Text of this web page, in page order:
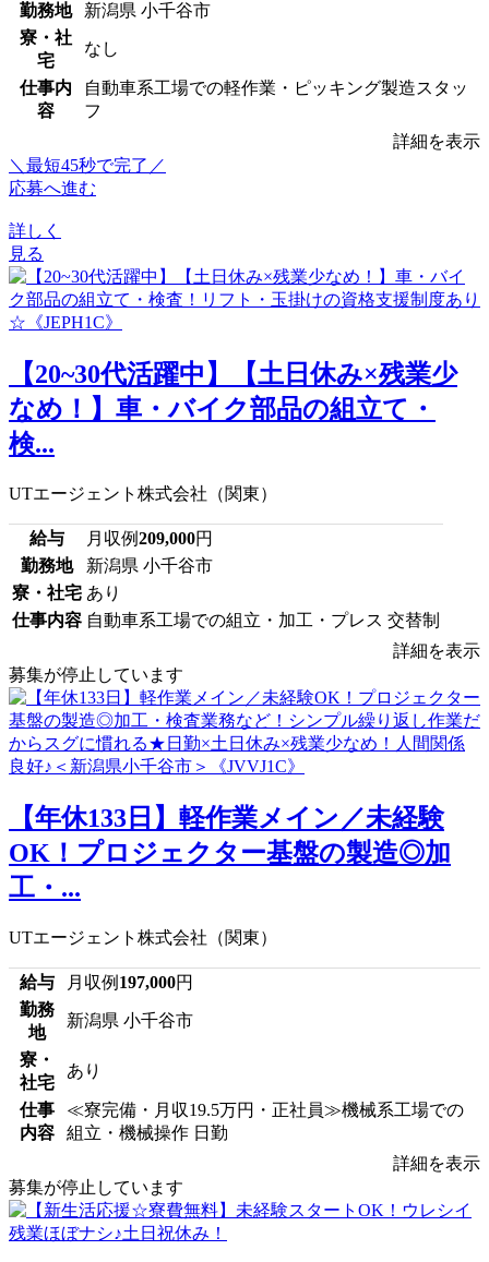
勤務地
新潟県 小千谷市
寮・社
宅
なし
仕事内
容
自動車系工場での軽作業・ピッキング製造スタッ
フ
詳細を表示
＼最短45秒で完了／
応募へ進む
詳しく
見る
【20~30代活躍中】【土日休み×残業少
なめ！】車・バイク部品の組立て・
検...
UTエージェント株式会社（関東）
給与 月収例209,000円
勤務地
新潟県 小千谷市
寮・社宅 あり
仕事内容 自動車系工場での組立・加工・プレス 交替制
詳細を表示
募集が停止しています
【年休133日】軽作業メイン／未経験
OK！プロジェクター基盤の製造◎加
工・...
UTエージェント株式会社（関東）
給与 月収例 197,000円
勤務
地
新潟県 小千谷市
寮・
社宅
あり
仕事
内容
≪寮完備・月収19.5万円・正社員≫機械系工場での
組立・機械操作 日勤
詳細を表示
募集が停止しています